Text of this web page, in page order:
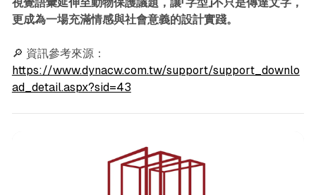
視覺語彙延伸至動物保護議題，讓「字型」不只是傳達文字，
更成為一場充滿情感與社會意義的設計實踐。
🔎 資訊參考來源：
https://www.dynacw.com.tw/support/support_downlo
ad_detail.aspx?sid=43